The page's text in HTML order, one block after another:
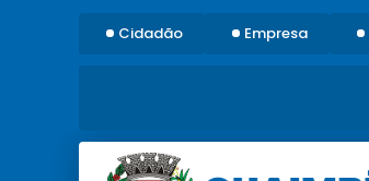
Cidadão Empresa